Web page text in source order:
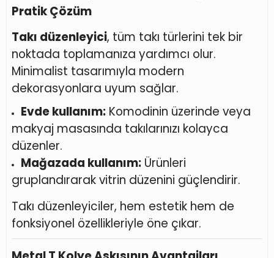
Pratik Çözüm
Takı düzenleyici, tüm takı türlerini tek bir
noktada toplamanıza yardımcı olur.
Minimalist tasarımıyla modern
dekorasyonlara uyum sağlar.
Evde kullanım: Komodinin üzerinde veya
makyaj masasında takılarınızı kolayca
düzenler.
Mağazada kullanım: Ürünleri
gruplandırarak vitrin düzenini güçlendirir.
Takı düzenleyiciler, hem estetik hem de
fonksiyonel özellikleriyle öne çıkar.